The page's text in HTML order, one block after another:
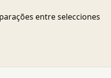
entre selecciones